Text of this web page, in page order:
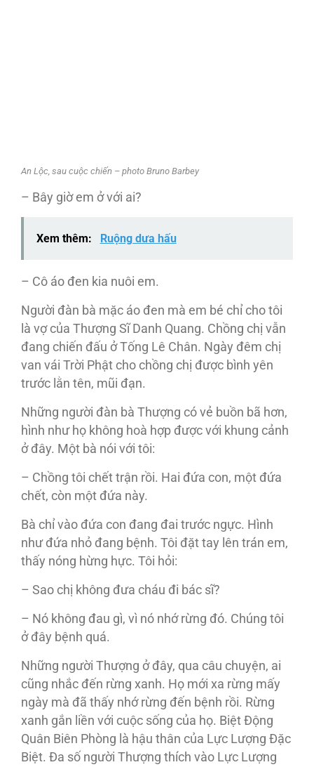
An Lộc, sau cuộc chiến – photo Bruno Barbey
– Bây giờ em ở với ai?
Xem thêm: Ruộng dưa hấu
– Cô áo đen kia nuôi em.
Người đàn bà mặc áo đen mà em bé chỉ cho tôi
là vợ của Thượng Sĩ Danh Quang. Chồng chị vẫn
đang chiến đấu ở Tống Lê Chân. Ngày đêm chị
van vái Trời Phật cho chồng chị được bình yên
trước lằn tên, mũi đạn.
Những người đàn bà Thượng có vẻ buồn bã hơn,
hình như họ không hoà hợp được với khung cảnh
ở đây. Một bà nói với tôi:
– Chồng tôi chết trận rồi. Hai đứa con, một đứa
chết, còn một đứa này.
Bà chỉ vào đứa con đang đai trước ngực. Hình
như đứa nhỏ đang bệnh. Tôi đặt tay lên trán em,
thấy nóng hừng hực. Tôi hỏi:
– Sao chị không đưa cháu đi bác sĩ?
– Nó không đau gì, vì nó nhớ rừng đó. Chúng tôi
ở đây bệnh quá.
Những người Thượng ở đây, qua câu chuyện, ai
cũng nhắc đến rừng xanh. Họ mới xa rừng mấy
ngày mà đã thấy nhớ rừng đến bệnh rồi. Rừng
xanh gắn liền với cuộc sống của họ. Biệt Ðộng
Quân Biên Phòng là hậu thân của Lực Lượng Ðặc
Biệt. Ða số người Thượng thích vào Lực Lượng